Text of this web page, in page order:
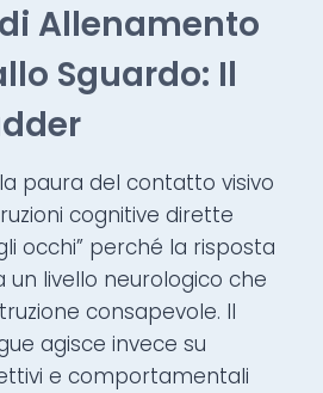
Allenamento
Sguardo: Il
paura del contatto visivo
cognitive dirette
occhi” perché la risposta
livello neurologico che
consapevole. Il
agisce invece su
e comportamentali